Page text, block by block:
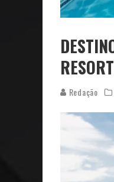
Redação